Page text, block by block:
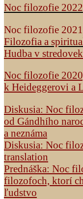
Noc filozofie 2022
Noc filozofie
Filozofia a
Hudba v
Noc filozofie
k Heideggerovi a
Diskusia: Noc
od Gándhího
a neznáma
Diskusia: Noc
translation
Prednáška: Noc
filozofoch, ktorí
ľudstvo